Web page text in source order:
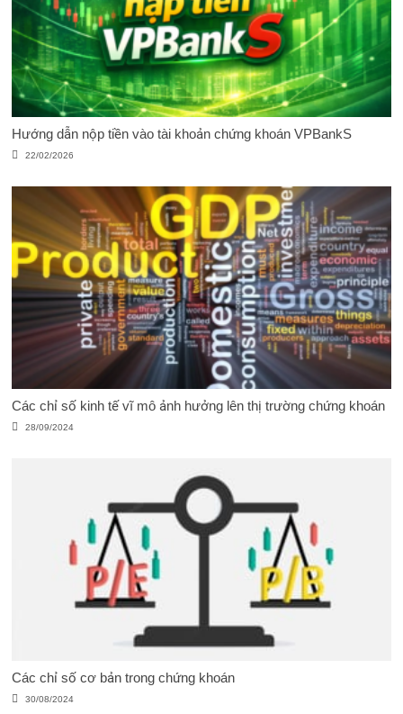
Hướng dẫn nộp tiền vào tài khoản chứng khoán VPBankS
22/02/2026
Các chỉ số kinh tế vĩ mô ảnh hưởng lên thị trường chứng khoán
28/09/2024
Các chỉ số cơ bản trong chứng khoán
30/08/2024